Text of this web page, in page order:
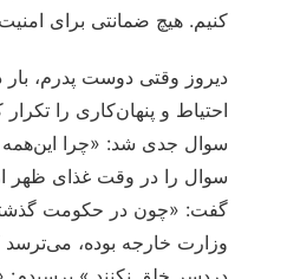
کنیم. هیچ ضمانتی برای
دیروز وقتی دوست پدرم،
احتیاط و پنهان‌کاری را
سوال جدی شد: «چرا
سوال را در وقت غذای ظهر
گفت: «چون در حکومت
وزارت خارجه بوده، می‌ترسد